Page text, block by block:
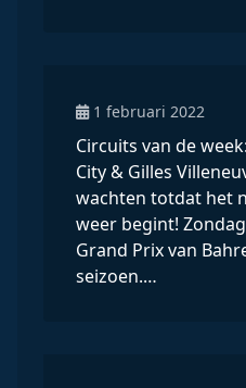
1 februari 2022
Circuits van de
City & Gilles
wachten totdat het
weer begint!
Grand Prix van
seizoen.…